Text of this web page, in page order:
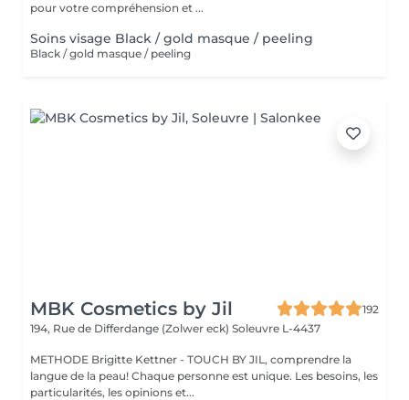
pour votre compréhension et ...
Soins visage Black / gold masque / peeling
Black / gold masque / peeling
MBK Cosmetics by Jil
192
194, Rue de Differdange (Zolwer eck) Soleuvre L-4437
METHODE Brigitte Kettner - TOUCH BY JIL, comprendre la
langue de la peau! Chaque personne est unique. Les besoins, les
particularités, les opinions et...